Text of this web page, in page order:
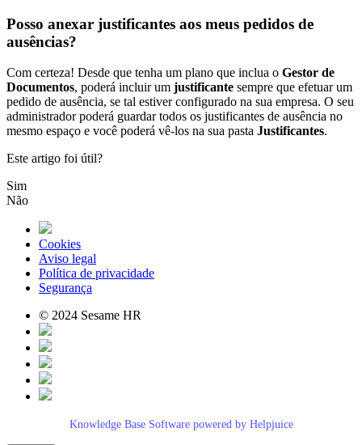
Posso anexar justificantes aos meus pedidos de
ausências?
Com certeza! Desde que tenha um plano que inclua o Gestor de
Documentos, poderá incluir um justificante sempre que efetuar um
pedido de ausência, se tal estiver configurado na sua empresa. O seu
administrador poderá guardar todos os justificantes de ausência no
mesmo espaço e você poderá vê-los na sua pasta Justificantes.
Este artigo foi útil?
Sim
Não
Cookies
Aviso legal
Política de privacidade
Segurança
© 2024 Sesame HR
Knowledge Base Software powered by Helpjuice